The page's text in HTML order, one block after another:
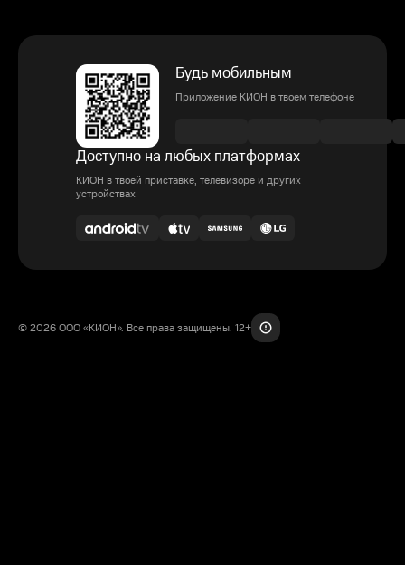
Будь мобильным
Приложение КИОН в твоем телефоне
Доступно на любых платформах
КИОН в твоей приставке, телевизоре и других
устройствах
© 2026 ООО «КИОН». Все права защищены. 12+